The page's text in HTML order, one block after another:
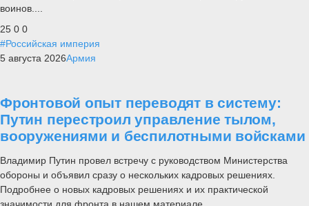
воинов....
25 0 0
#Российская империя
5 августа 2026Армия
Фронтовой опыт переводят в систему:
Путин перестроил управление тылом,
вооружениями и беспилотными войсками
Владимир Путин провел встречу с руководством Министерства
обороны и объявил сразу о нескольких кадровых решениях.
Подробнее о новых кадровых решениях и их практической